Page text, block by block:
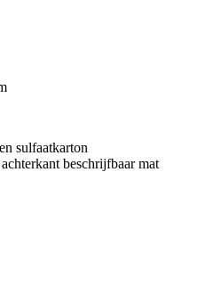
sulfaatkarton
beschrijfbaar mat